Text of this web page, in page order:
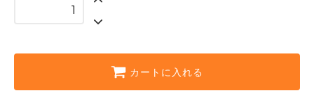
カートに入れる